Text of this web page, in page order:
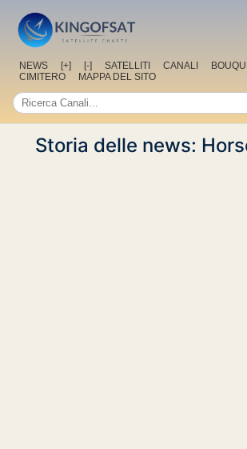
NEWS [+] [-] SATELLITI CANALI
CIMITERO
MAPPA DEL SITO
Storia delle news: